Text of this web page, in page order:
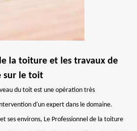
la toiture et les travaux de
sur le toit
du toit est une opération très
d'un expert dans le domaine.
ses environs, Le Professionnel de la toiture